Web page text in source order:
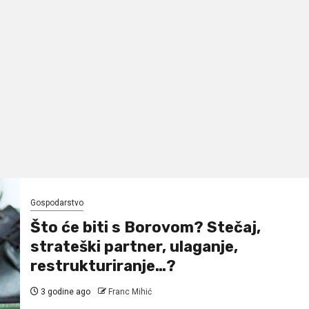
Gospodarstvo
Što će biti s Borovom? Stečaj,
strateški partner, ulaganje,
restrukturiranje…?
3 godine ago Franc Mihić